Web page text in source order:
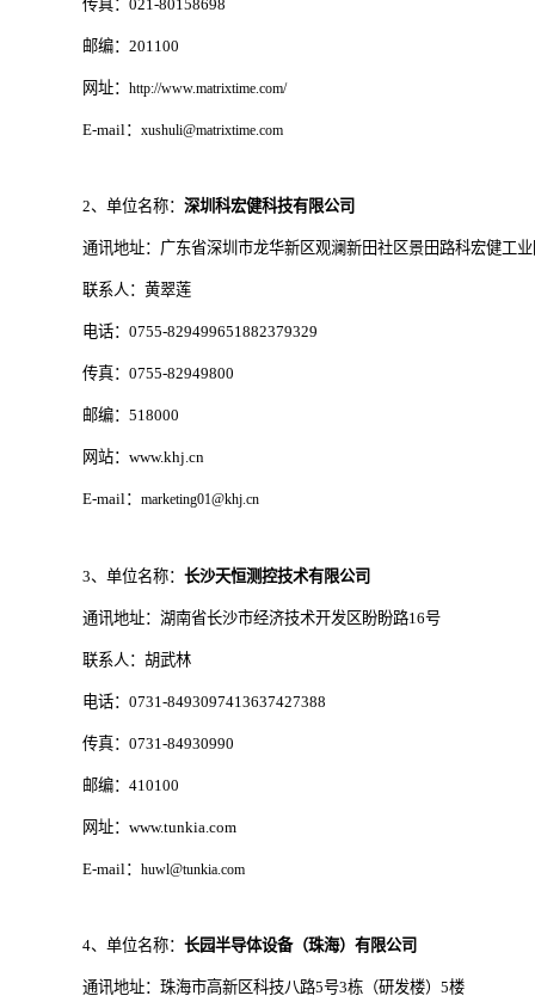
传真：021-80158698
邮编：201100
网址： http://www.matrixtime.com/
E-mail： xushuli@matrixtime.com
2、单位名称： 深圳科宏健科技有限公司
通讯地址：广东省深圳市龙华新区观澜新田社区景田路科宏健工业
联系人：黄翠莲
电话：0755-829499651882379329
传真：0755-82949800
邮编：518000
网站：www.khj.cn
E-mail： marketing01@khj.cn
3、单位名称： 长沙天恒测控技术有限公司
通讯地址：湖南省长沙市经济技术开发区盼盼路16号
联系人：胡武林
电话：0731-8493097413637427388
传真：0731-84930990
邮编：410100
网址：www.tunkia.com
E-mail： huwl@tunkia.com
4、单位名称： 长园半导体设备（珠海）有限公司
通讯地址：珠海市高新区科技八路5号3栋（研发楼）5楼